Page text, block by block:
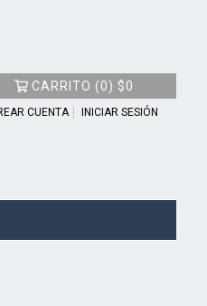
CARRITO (0) $0
CUENTA INICIAR SESIÓN